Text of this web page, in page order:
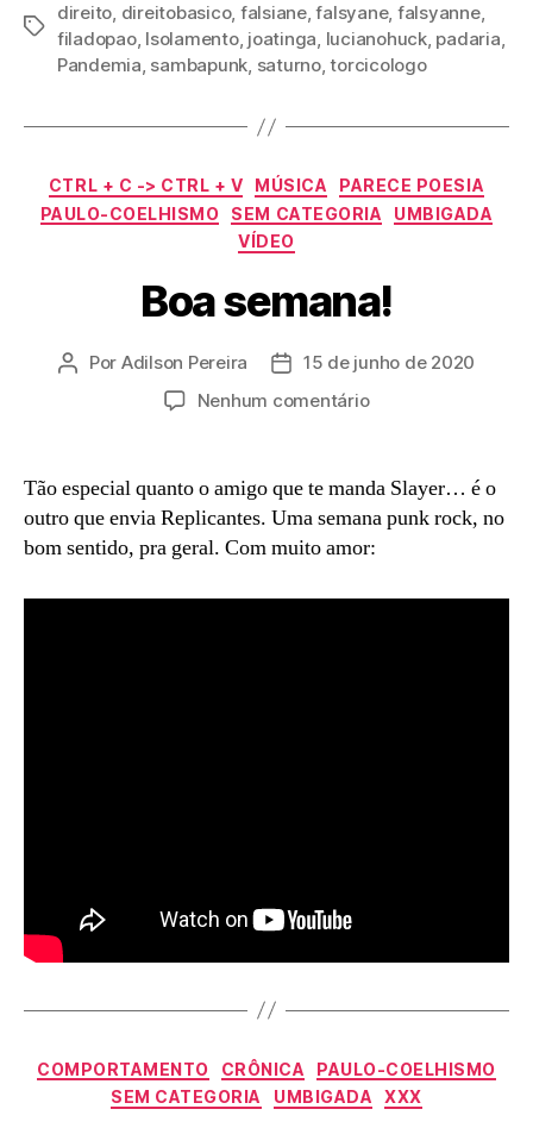
Tags
direito, direitobasico, falsiane,falsyane, falsyanne,
filadopao, Isolamento, joatinga, lucianohuck, padaria,
Pandemia, sambapunk, saturno,torcicologo
Categorias
CTRL + C -> CTRL + V MÚSICA
PARECE POESIA
PAULO-COELHISMO
SEM CATEGORIA
UMBIGADA
VÍDEO
Boa semana!
Autor
Por Adilson Pereira
Data15 de junho de 2020
Nenhum comentárioem
Tão especial quanto o amigo que te manda Slayer… é o
outro que envia Replicantes. Uma semana punk rock, no
bom sentido, pra geral. Com muito amor:
Categorias
COMPORTAMENTO CRÔNICA
PAULO-COELHISMO
SEM CATEGORIA
UMBIGADA XXX